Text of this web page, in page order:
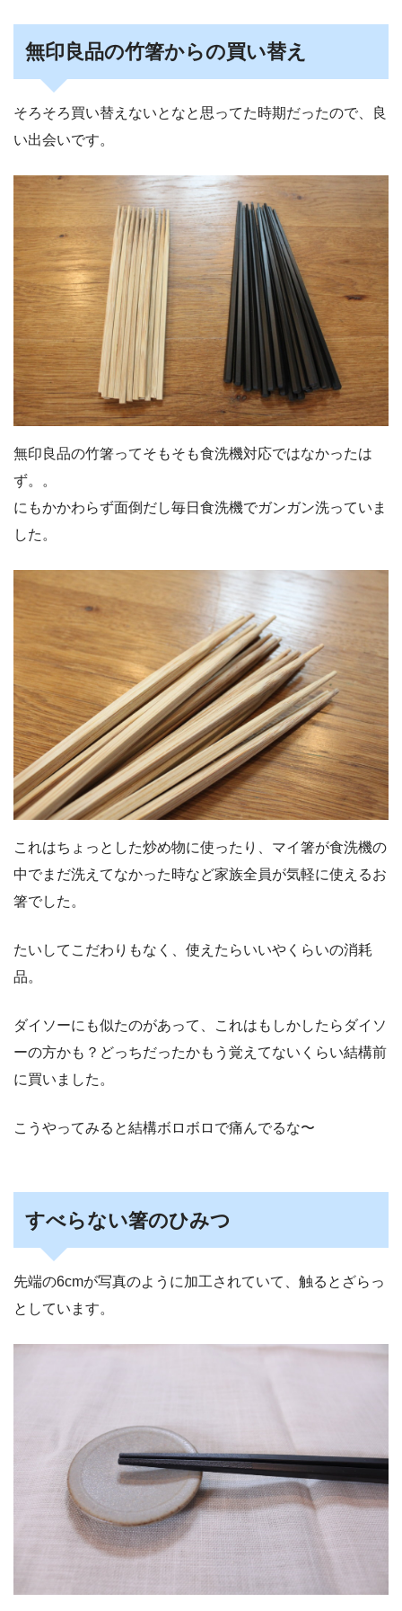
無印良品の竹箸からの買い替え
そろそろ買い替えないとなと思ってた時期だったので、良
い出会いです。
無印良品の竹箸ってそもそも食洗機対応ではなかったは
ず。。
にもかかわらず面倒だし毎日食洗機でガンガン洗っていま
した。
これはちょっとした炒め物に使ったり、マイ箸が食洗機の
中でまだ洗えてなかった時など家族全員が気軽に使えるお
箸でした。
たいしてこだわりもなく、使えたらいいやくらいの消耗
品。
ダイソーにも似たのがあって、これはもしかしたらダイソ
ーの方かも？どっちだったかもう覚えてないくらい結構前
に買いました。
こうやってみると結構ボロボロで痛んでるな〜
すべらない箸のひみつ
先端の6cmが写真のように加工されていて、触るとざらっ
としています。